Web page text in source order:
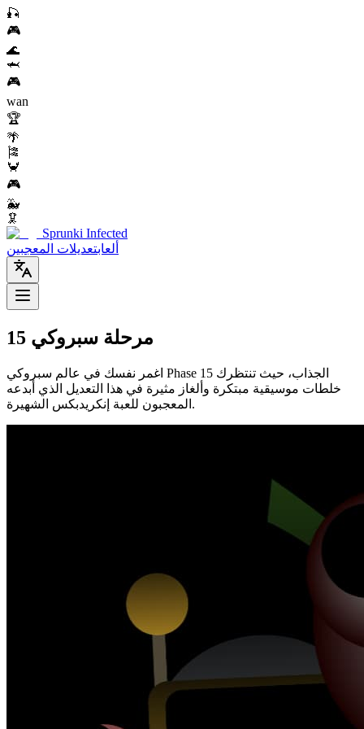
🎣
🎮
🌊
🦈
🎮
wan
🏆
🌴
🎏
🦀
🎮
🐳
🦑
Sprunki Infected
ألعابتعديلات المعجبين
مرحلة سبروكي 15
اغمر نفسك في عالم سبروكي Phase 15 الجذاب، حيث تنتظرك
خلطات موسيقية مبتكرة وألغاز مثيرة في هذا التعديل الذي أبدعه
المعجبون للعبة إنكريدبكس الشهيرة.